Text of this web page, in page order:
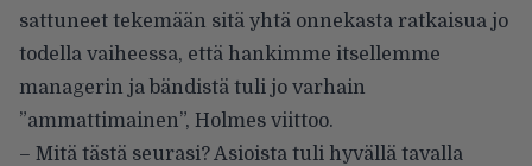
sattuneet tekemään sitä yhtä onnekasta ratkaisua jo
todella vaiheessa, että hankimme itsellemme
managerin ja bändistä tuli jo varhain
”ammattimainen”, Holmes viittoo.
– Mitä tästä seurasi? Asioista tuli hyvällä tavalla